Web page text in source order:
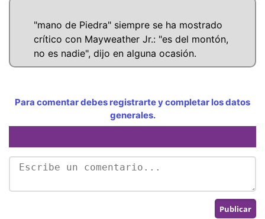
"mano de Piedra" siempre se ha mostrado
crítico con Mayweather Jr.: "es del montón,
no es nadie", dijo en alguna ocasión.
Para comentar debes registrarte y completar los datos
generales.